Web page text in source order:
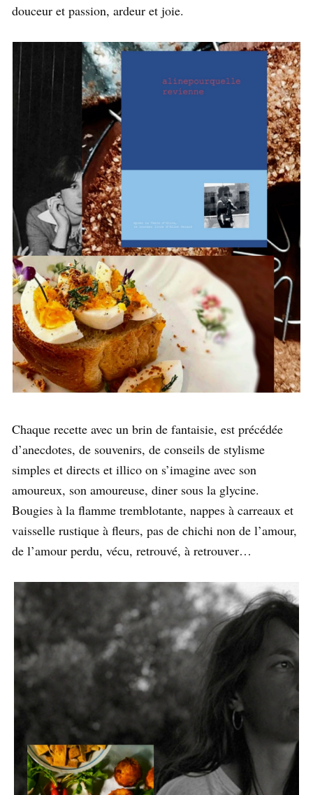
douceur et passion, ardeur et joie.
Chaque recette avec un brin de fantaisie, est précédée
d’anecdotes, de souvenirs, de conseils de stylisme
simples et directs et illico on s’imagine avec son
amoureux, son amoureuse, diner sous la glycine.
Bougies à la flamme tremblotante, nappes à carreaux et
vaisselle rustique à fleurs, pas de chichi non de l’amour,
de l’amour perdu, vécu, retrouvé, à retrouver…